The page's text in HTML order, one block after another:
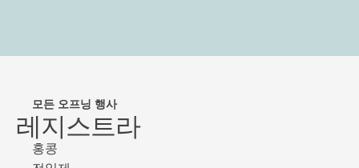
모든 오프닝 행사
레지스트라
홍콩